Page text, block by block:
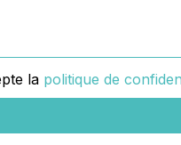
la politique de